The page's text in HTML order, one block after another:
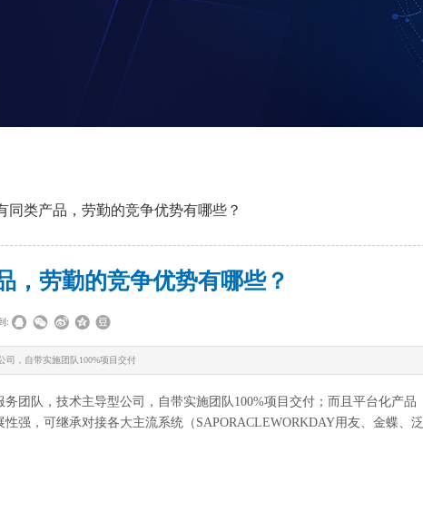
同类产品，劳勤的竞争优势有哪些？
，劳勤的竞争优势有哪些？
:
司，自带实施团队100%项目交付
队，技术主导型公司，自带实施团队100%项目交付；而且平台化产品
强，可继承对接各大主流系统（SAPORACLEWORKDAY用友、金蝶、泛